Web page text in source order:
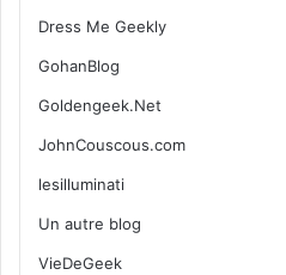
Dress Me Geekly
GohanBlog
Goldengeek.Net
JohnCouscous.com
lesilluminati
Un autre blog
VieDeGeek